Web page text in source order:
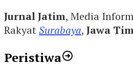
Jurnal Jatim, Media
RakyatSurabaya, Jawa
Peristiwa